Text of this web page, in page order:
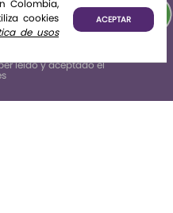
Suscribirse
leído y aceptado el
Colombia,
cookies
de usos
ACEPTAR